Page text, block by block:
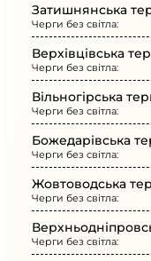
Затишнянська
Черги без світла:
Верхівцівська
Черги без світла:
Вільногірська
Черги без світла:
Божедарівська
Черги без світла:
Жовтоводська
Черги без світла:
Черги без світла: